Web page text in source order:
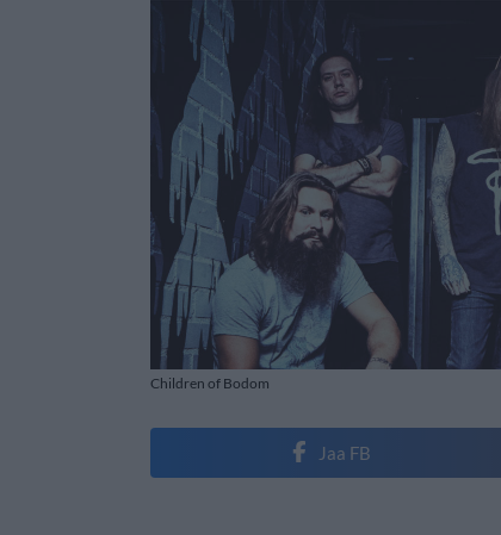
Children of Bodom
Jaa FB